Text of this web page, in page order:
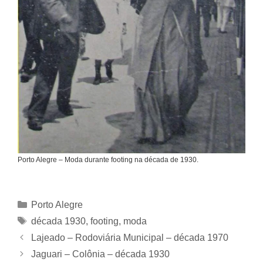
Porto Alegre – Moda durante footing na década de 1930.
Categorias
Porto Alegre
Tags
década 1930, footing, moda
Lajeado – Rodoviária Municipal – década 1970
Jaguari – Colônia – década 1930